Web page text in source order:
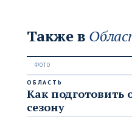
Также в
ОБЛАСТЬ
Как подготовить
сезону